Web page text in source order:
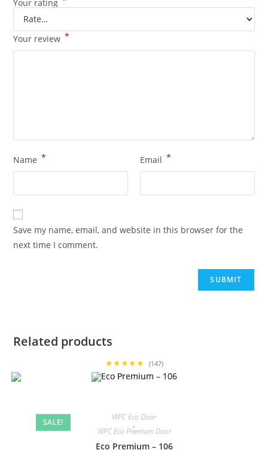
Your rating
Your review *
Name * Email *
Save my name, email, and website in this browser for the
next time I comment.
Related products
★★★★★ (147)
SALE!
WPC Eco Door
,
WPC Eco Premium Door
Eco Premium – 106